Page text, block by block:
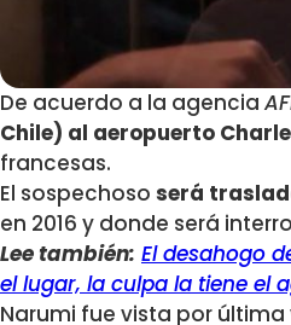
De acuerdo a la agencia
Chile) al aeropuerto
francesas.
El sospechoso será
en 2016 y donde será
Lee también: El desahogo
el lugar, la culpa la tiene el
Narumi fue vista por última